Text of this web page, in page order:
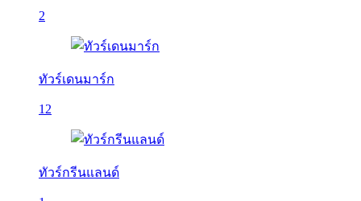
2
ทัวร์เดนมาร์ก
12
ทัวร์กรีนแลนด์